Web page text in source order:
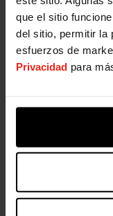
que el sitio
del sitio, permitir la
esfuerzos de
Privacidad para